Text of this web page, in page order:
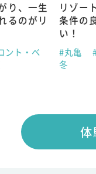
り、一生
るのがリ
ント・ベ
リゾー
条件の
い！
#丸亀
冬
体